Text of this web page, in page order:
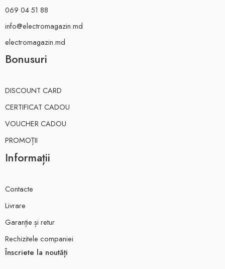
069 04 51 88
info@electromagazin.md
electromagazin.md
Bonusuri
DISCOUNT CARD
CERTIFICAT CADOU
VOUCHER CADOU
PROMOȚII
Informații
Contacte
Livrare
Garanție și retur
Rechizitele companiei
Înscriete la noutăți